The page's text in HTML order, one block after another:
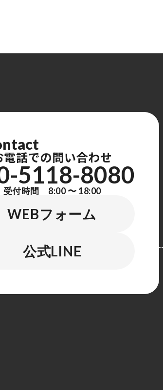
電話での問い合わせ
5118-8080
受付時間 8:00 〜 18:00
WEBフォーム
公式LINE